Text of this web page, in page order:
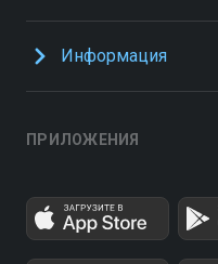
Информация
ПРИЛОЖЕНИЯ